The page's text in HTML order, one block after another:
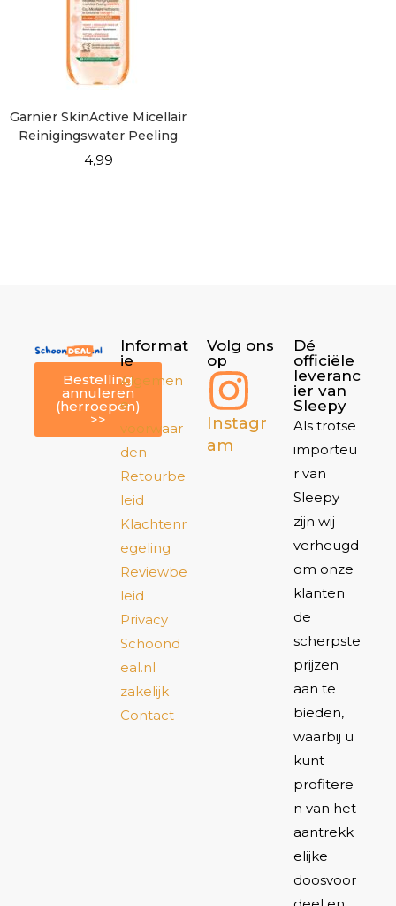
Garnier SkinActive Micellair
Reinigingswater Peeling
400ml
4,99
Bestelling
annuleren
(herroepen)
>>
Informat
ie
Algemen
e
voorwaar
den
Retourbe
leid
Klachtenr
egeling
Reviewbe
leid
Privacy
Schoond
eal.nl
zakelijk
Contact
Volg ons
op
Instagr
am
Dé
officiële
leveranc
ier van
Sleepy
Als trotse
importeu
r van
Sleepy
zijn wij
verheugd
om onze
klanten
de
scherpste
prijzen
aan te
bieden,
waarbij u
kunt
profitere
n van het
aantrekk
elijke
doosvoor